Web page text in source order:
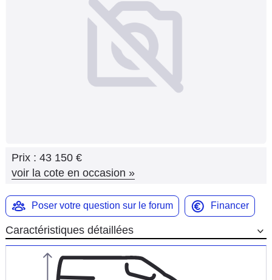
Marques
Prix : 43 150 €
voir la cote en occasion »
Poser votre question sur le forum Financer
Caractéristiques détaillées